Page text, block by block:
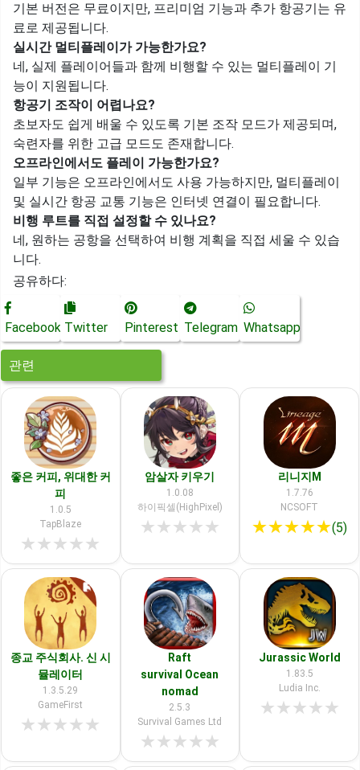
기본 버전은 무료이지만, 프리미엄 기능과 추가 항공기는 유
료로 제공됩니다.
실시간 멀티플레이가 가능한가요?
네, 실제 플레이어들과 함께 비행할 수 있는 멀티플레이 기
능이 지원됩니다.
항공기 조작이 어렵나요?
초보자도 쉽게 배울 수 있도록 기본 조작 모드가 제공되며,
숙련자를 위한 고급 모드도 존재합니다.
오프라인에서도 플레이 가능한가요?
일부 기능은 오프라인에서도 사용 가능하지만, 멀티플레이
및 실시간 항공 교통 기능은 인터넷 연결이 필요합니다.
비행 루트를 직접 설정할 수 있나요?
네, 원하는 공항을 선택하여 비행 계획을 직접 세울 수 있습
니다.
공유하다:
Facebook Twitter Pinterest Telegram Whatsapp
관련
좋은 커피, 위대한 커
피
1.0.5
TapBlaze
★★★★★
암살자 키우기
1.0.08
하이픽셀(HighPixel)
★★★★★
리니지M
1.7.76
NCSOFT
★★★★★(5)
종교 주식회사. 신 시
뮬레이터
1.3.5.29
GameFirst
★★★★★
Raft
survival Ocean
nomad
2.5.3
Survival Games Ltd
★★★★★
Jurassic World
1.83.5
Ludia Inc.
★★★★★